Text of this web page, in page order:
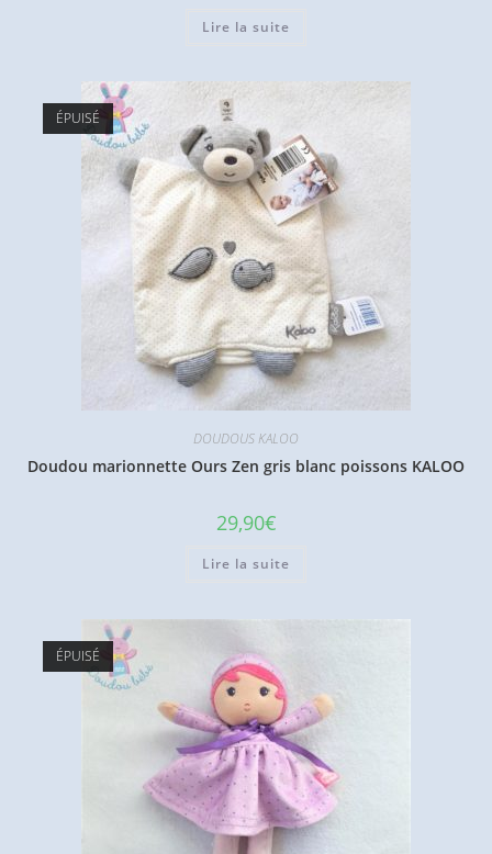
Lire la suite
ÉPUISÉ
DOUDOUS KALOO
Doudou marionnette Ours Zen gris blanc poissons KALOO
29,90€
Lire la suite
ÉPUISÉ